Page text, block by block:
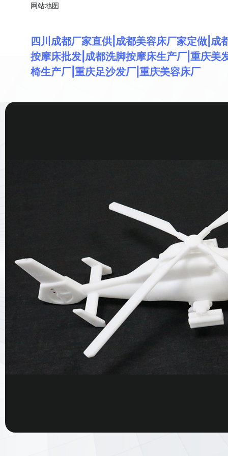
网站地图
四川成都厂家直供|成都美容床厂家定做|成
按摩床批发|成都洗脚按摩床生产厂|重庆美
椅生产厂|重庆足沙发厂|重庆美容床厂